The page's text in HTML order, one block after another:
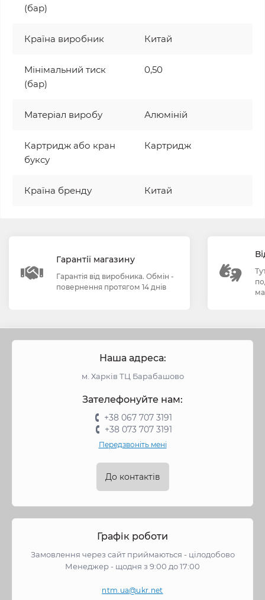
(бар)
Країна виробник Китай
Мінімальний тиск
(бар)
0,50
Матеріал виробу Алюміній
Картридж або кран
буксу
Картридж
Країна бренду Китай
Гарантії магазину
Гарантія від виробника. Обмін -
повернення протягом 14 днів
Наша адреса:
м. Харків ТЦ Барабашово
Зателефонуйте нам:
+38 067 707 3191
+38 073 707 3191
Передзвоніть мені
До контактів
Графік роботи
Замовлення через сайт приймаються - цілодобово
Менеджер - щодня з 9:00 до 17:00
ntm.ua@ukr.net